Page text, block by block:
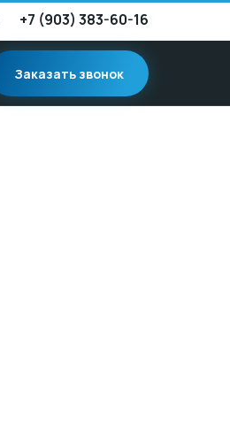
+7 (903) 383-60-16
Заказать звонок